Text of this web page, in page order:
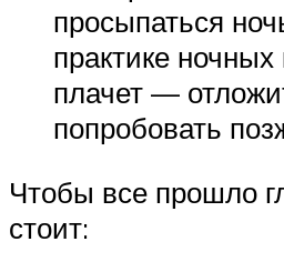
просыпаться
практике
плачет —
попробовать
Чтобы все прошло
стоит: